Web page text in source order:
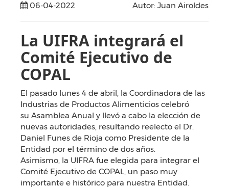
06-04-2022 Autor: Juan Airoldes
La UIFRA integrará el
Comité Ejecutivo de
COPAL
El pasado lunes 4 de abril, la Coordinadora de las
Industrias de Productos Alimenticios celebró
su Asamblea Anual y llevó a cabo la elección de
nuevas autoridades, resultando reelecto el Dr.
Daniel Funes de Rioja como Presidente de la
Entidad por el término de dos años.
Asimismo, la UIFRA fue elegida para integrar el
Comité Ejecutivo de COPAL, un paso muy
importante e histórico para nuestra Entidad.